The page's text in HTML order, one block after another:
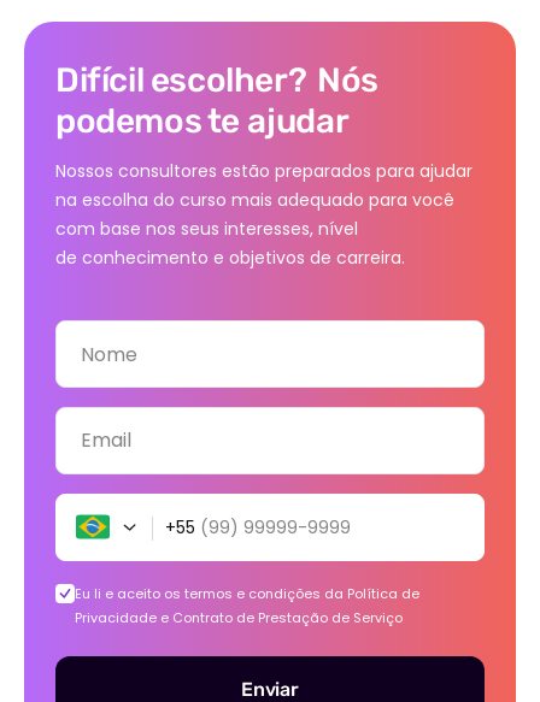
Difícil escolher? Nós
podemos te ajudar
Nossos consultores estão preparados para ajudar
na escolha do curso mais adequado para você
com base nos seus interesses, nível
de conhecimento e objetivos de carreira.
Nome
Email
+55 (99) 99999-9999
Eu li e aceito os termos e condições da Política de
Privacidade e Contrato de Prestação de Serviço
Enviar